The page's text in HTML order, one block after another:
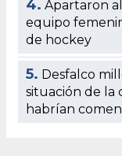
4. Apartaron
equipo
de hockey
5. Desfalco
situación de la
habrían